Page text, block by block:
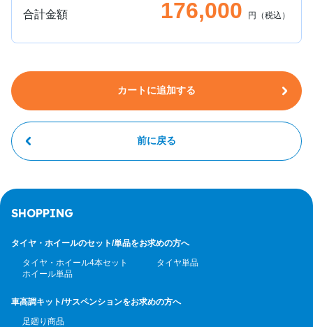
合計金額 176,000 円（税込）
カートに追加する
前に戻る
SHOPPING
タイヤ・ホイールのセット/単品をお求めの方へ
タイヤ・ホイール4本セット
タイヤ単品
ホイール単品
車高調キット/サスペンションをお求めの方へ
足廻り商品